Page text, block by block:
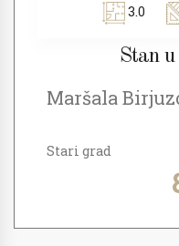
3.0
Stan u
Maršala
Stari grad